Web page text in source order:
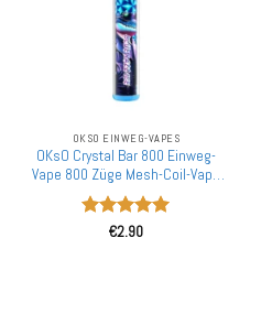
OKSO EINWEG-VAPES
OKsO Crystal Bar 800 Einweg-
Vape 800 Züge Mesh-Coil-Vape
Großhandel Einzelhandel für
den europäischen Markt
Bewertet
€2.90